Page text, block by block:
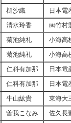
樋沙織
日本電
清水玲香
㈱竹村
菊池純礼
小海高
菊池純礼
小海高
仁科有加那
日本電
仁科有加那
日本電
牛山紘貴
東海大
曽我こなみ
佐久長